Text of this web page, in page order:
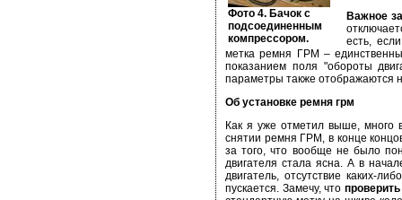
Фото 4. Бачок с
подсоединенным
компрессором.
Важное
есть,
метка ремня ГРМ –
показанием поля "обороты
параметры также отображаются
Об установке ремня грм
Как я уже отметил выше, много
снятии ремня ГРМ, в конце
за того, что вообще не было
двигателя стала ясна. А в
двигатель, отсутствие каких-
пускается. Замечу, что